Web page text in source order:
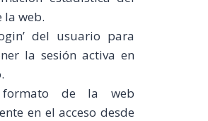
la web.
del usuario para
la sesión activa en
de la web
en el acceso desde